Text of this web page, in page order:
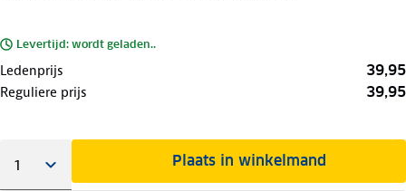
Levertijd: wordt geladen..
Ledenprijs 39,95
Reguliere prijs 39,95
Plaats in winkelmand